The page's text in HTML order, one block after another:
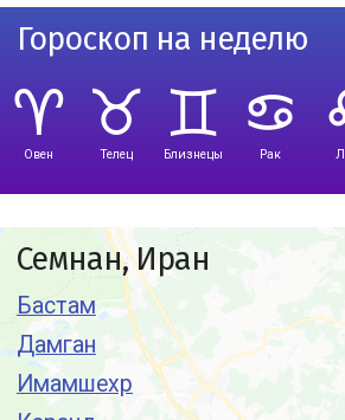
Гороскоп на неделю
Овен Телец Близнецы Рак
Семнан, Иран
Бастам
Дамган
Имамшехр